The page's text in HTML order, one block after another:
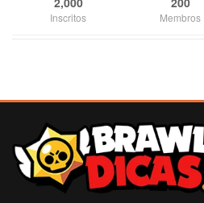
Inscritos Membros